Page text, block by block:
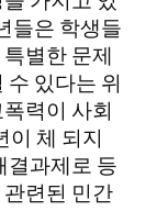
들은 학생들
별한 문제
있다는 위
력이 사회
이 체 되지
결과제로 등
련된 민간